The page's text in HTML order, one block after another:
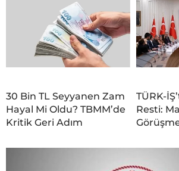
30 Bin TL Seyyanen Zam
Hayal Mi Oldu? TBMM’de
Kritik Geri Adım
TÜRK-
Resti: